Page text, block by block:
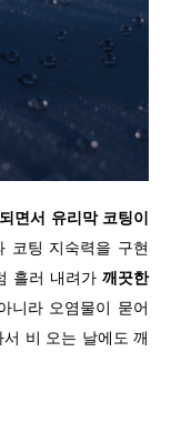
면서 유리막 코팅이
코팅 지숙력을 구현
흘러 내려가 깨끗한
니라 오염물이 묻어
비 오는 날에도 깨